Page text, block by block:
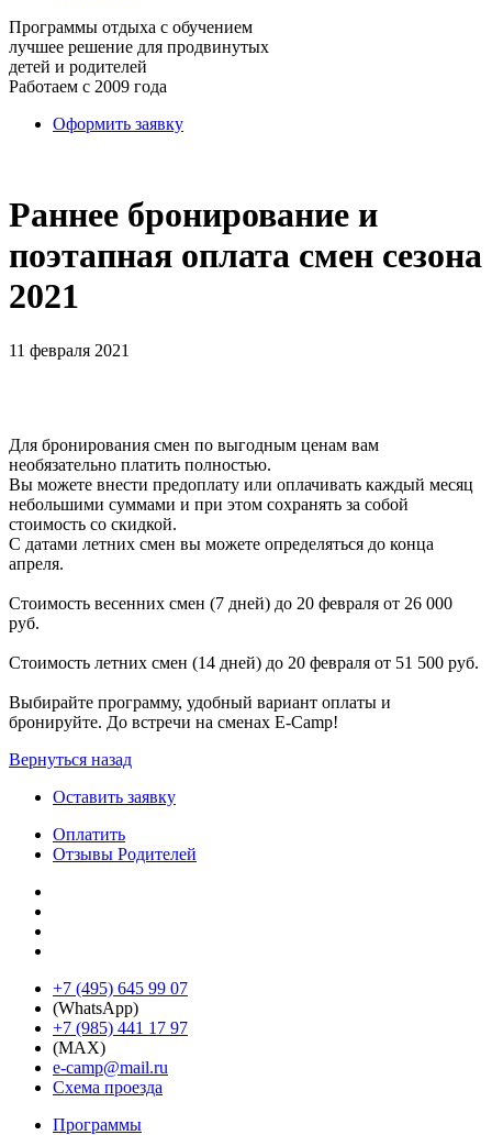
Программы отдыха с обучением
лучшее решение для продвинутых
детей и родителей
Работаем с 2009 года
Оформить заявку
Раннее бронирование и
поэтапная оплата смен сезона
2021
11 февраля 2021
Для бронирования смен по выгодным ценам вам
необязательно платить полностью.
Вы можете внести предоплату или оплачивать каждый месяц
небольшими суммами и при этом сохранять за собой
стоимость со скидкой.
С датами летних смен вы можете определяться до конца
апреля.
Стоимость весенних смен (7 дней) до 20 февраля от 26 000
руб.
Стоимость летних смен (14 дней) до 20 февраля от 51 500 руб.
Выбирайте программу, удобный вариант оплаты и
бронируйте. До встречи на сменах E-Camp!
Вернуться назад
Оставить заявку
Оплатить
Отзывы Родителей
+7 (495) 645 99 07
(WhatsApp)
+7 (985) 441 17 97
(MAX)
e-camp@mail.ru
Схема проезда
Программы